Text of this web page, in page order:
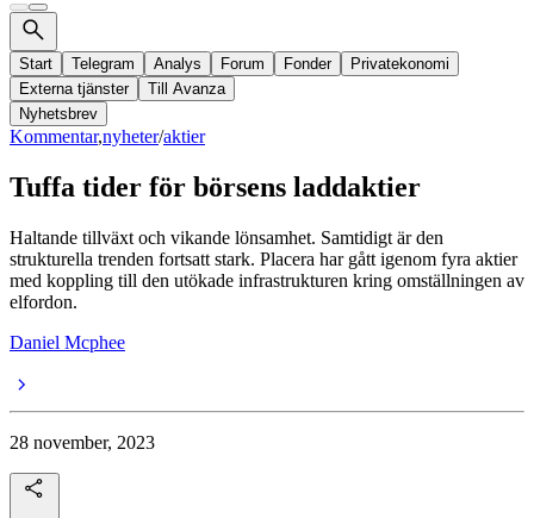
Start Telegram Analys Forum Fonder
Privatekonomi
Externa tjänster
Till Avanza
Nyhetsbrev
Kommentar,nyheter/aktier
Tuffa tider för börsens laddaktier
Haltande tillväxt och vikande lönsamhet. Samtidigt är den
strukturella trenden fortsatt stark. Placera har gått igenom fyra aktier
med koppling till den utökade infrastrukturen kring omställningen av
elfordon.
Daniel Mcphee
28 november, 2023